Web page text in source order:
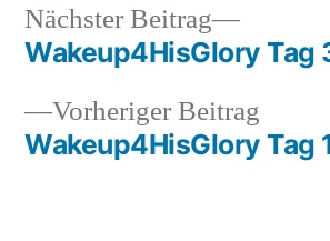
Vorheriger Beitrag
Wakeup4HisGlory Tag
Nächster Beitrag
Nächster
Beitrag:
Wakeup4HisGlory Tag